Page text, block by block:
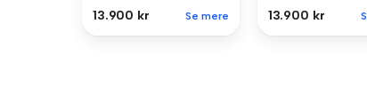
13.900 kr Se mere 13.900 kr